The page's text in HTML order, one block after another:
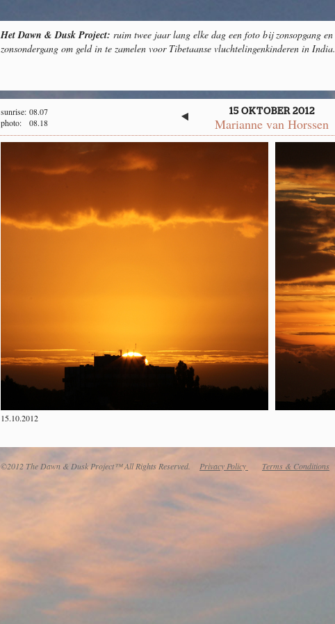
Het Dawn & Dusk Project: ruim twee jaar lang elke dag een foto bij zonsopgang en
zonsondergang om geld in te zamelen voor Tibetaanse vluchtelingenkinderen in India.
sunrise: 08.07
photo:
08.18
15.10.2012
15 OKTOBER 2012
Marianne van Horssen
©2012 The Dawn & Dusk Project™ All Rights Reserved. Privacy Policy Terms & Conditions